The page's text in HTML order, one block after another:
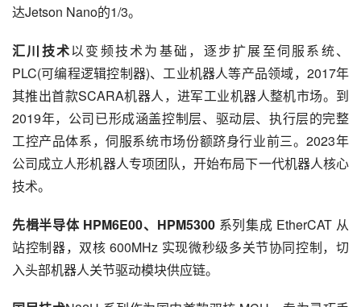
达Jetson Nano的1/3。
汇川技术以变频技术为基础，逐步扩展至伺服系统、
PLC(可编程逻辑控制器)、工业机器人等产品领域，2017年
其推出首款SCARA机器人，进军工业机器人整机市场。到
2019年，公司已形成涵盖控制层、驱动层、执行层的完整
工控产品体系，伺服系统市场份额跻身行业前三。2023年
公司成立人形机器人专项团队，开始布局下一代机器人核心
技术。
先楫半导体 HPM6E00、HPM5300 系列集成 EtherCAT 从
站控制器，双核 600MHz 实现微秒级多关节协同控制，切
入头部机器人关节驱动模块供应链。